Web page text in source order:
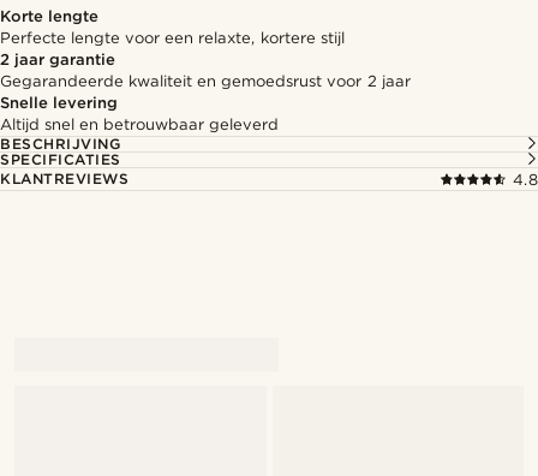
Korte lengte
Perfecte lengte voor een relaxte, kortere stijl
2 jaar garantie
Gegarandeerde kwaliteit en gemoedsrust voor 2 jaar
Snelle levering
Altijd snel en betrouwbaar geleverd
BESCHRIJVING
SPECIFICATIES
KLANTREVIEWS
4.8